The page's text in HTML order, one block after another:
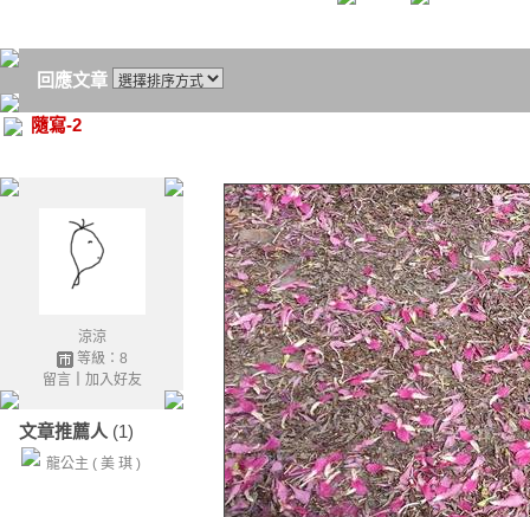
回應文章
隨寫-2
涼涼
等級：8
留言｜ 加入好友
文章推薦人 (1)
龍公主 ( 美 琪 )